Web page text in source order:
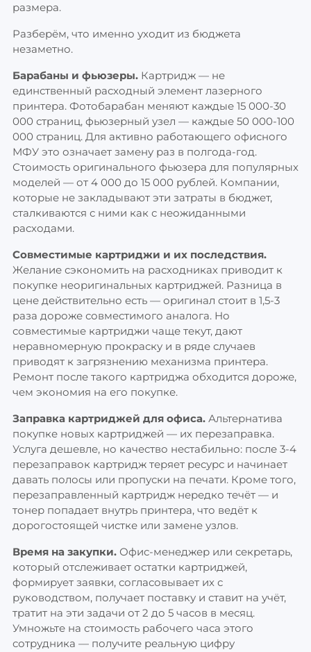
размера.
Разберём, что именно уходит из бюджета
незаметно.
Барабаны и фьюзеры. Картридж — не
единственный расходный элемент лазерного
принтера. Фотобарабан меняют каждые 15 000-30
000 страниц, фьюзерный узел — каждые 50 000-100
000 страниц. Для активно работающего офисного
МФУ это означает замену раз в полгода-год.
Стоимость оригинального фьюзера для популярных
моделей — от 4 000 до 15 000 рублей. Компании,
которые не закладывают эти затраты в бюджет,
сталкиваются с ними как с неожиданными
расходами.
Совместимые картриджи и их последствия.
Желание сэкономить на расходниках приводит к
покупке неоригинальных картриджей. Разница в
цене действительно есть — оригинал стоит в 1,5-3
раза дороже совместимого аналога. Но
совместимые картриджи чаще текут, дают
неравномерную прокраску и в ряде случаев
приводят к загрязнению механизма принтера.
Ремонт после такого картриджа обходится дороже,
чем экономия на его покупке.
Заправка картриджей для офиса. Альтернатива
покупке новых картриджей — их перезаправка.
Услуга дешевле, но качество нестабильно: после 3-4
перезаправок картридж теряет ресурс и начинает
давать полосы или пропуски на печати. Кроме того,
перезаправленный картридж нередко течёт — и
тонер попадает внутрь принтера, что ведёт к
дорогостоящей чистке или замене узлов.
Время на закупки. Офис-менеджер или секретарь,
который отслеживает остатки картриджей,
формирует заявки, согласовывает их с
руководством, получает поставку и ставит на учёт,
тратит на эти задачи от 2 до 5 часов в месяц.
Умножьте на стоимость рабочего часа этого
сотрудника — получите реальную цифру